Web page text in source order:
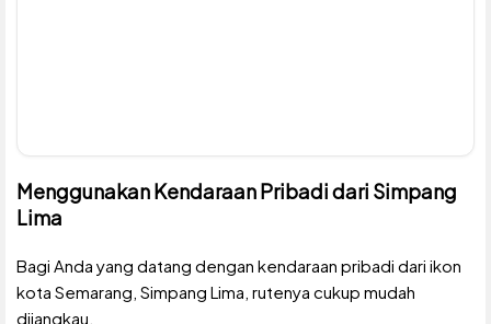
Menggunakan Kendaraan Pribadi dari Simpang
Lima
Bagi Anda yang datang dengan kendaraan pribadi dari ikon
kota Semarang, Simpang Lima, rutenya cukup mudah
dijangkau.